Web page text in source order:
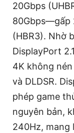
20Gbps
80Gbps—gấp
(HBR3). Nhờ
DisplayPort
4K không
và DLDSR.
phép game
nguyên bản,
240Hz, mang